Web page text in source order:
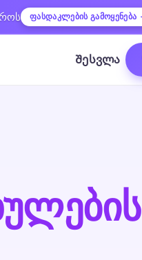
ფასდაკლების გამოყენება
Შესვლა